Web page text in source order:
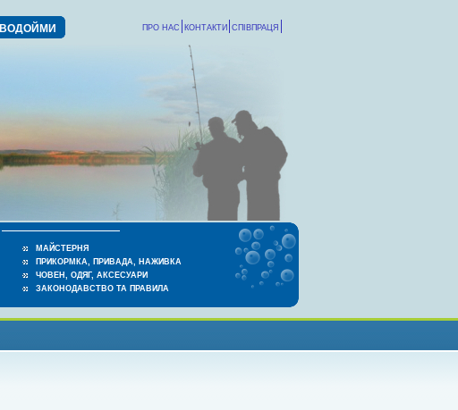
ВОДОЙМИ СПІВПРАЦЯ
КОНТАКТИ
ПРО НАС
МАЙСТЕРНЯ
ПРИКОРМКА, ПРИВАДА, НАЖИВКА
ЧОВЕН, ОДЯГ, АКСЕСУАРИ
ЗАКОНОДАВСТВО ТА ПРАВИЛА